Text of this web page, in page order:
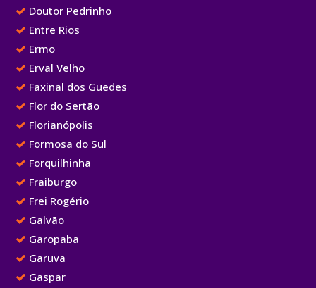
Doutor Pedrinho
Entre Rios
Ermo
Erval Velho
Faxinal dos Guedes
Flor do Sertão
Florianópolis
Formosa do Sul
Forquilhinha
Fraiburgo
Frei Rogério
Galvão
Garopaba
Garuva
Gaspar